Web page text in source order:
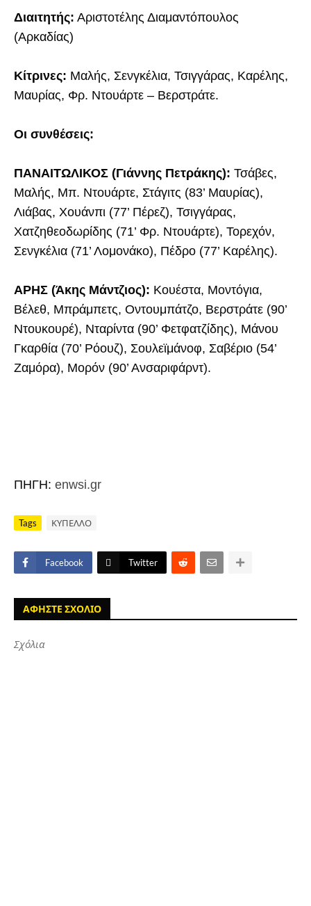
Διαιτητής: Αριστοτέλης Διαμαντόπουλος
(Αρκαδίας)
Κίτρινες: Μαλής, Σενγκέλια, Τσιγγάρας, Καρέλης,
Μαυρίας, Φρ. Ντουάρτε – Βερστράτε.
Οι συνθέσεις:
ΠΑΝΑΙΤΩΛΙΚΟΣ (Γιάννης Πετράκης): Τσάβες,
Μαλής, Μπ. Ντουάρτε, Στάγιτς (83’ Μαυρίας),
Λιάβας, Χουάνπι (77’ Πέρεζ), Τσιγγάρας,
Χατζηθεοδωρίδης (71’ Φρ. Ντουάρτε), Τορεχόν,
Σενγκέλια (71’ Λομονάκο), Πέδρο (77’ Καρέλης).
ΑΡΗΣ (Άκης Μάντζιος): Κουέστα, Μοντόγια,
Βέλεθ, Μπράμπετς, Οντουμπάτζο, Βερστράτε (90’
Ντουκουρέ), Νταρίντα (90’ Φετφατζίδης), Μάνου
Γκαρθία (70’ Ρόουζ), Σουλεϊμάνοφ, Σαβέριο (54’
Ζαμόρα), Μορόν (90’ Ανσαριφάρντ).
ΠΗΓΗ: enwsi.gr
Tags ΚΥΠΕΛΛΟ
Facebook Twitter
ΑΦΗΣΤΕ ΣΧΟΛΙΟ
Σχόλια